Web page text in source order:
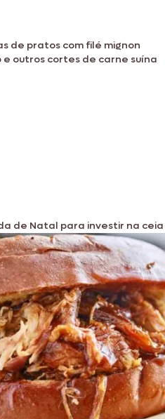
de pratos com filé mignon
outros cortes de carne suína
de Natal para investir na ceia